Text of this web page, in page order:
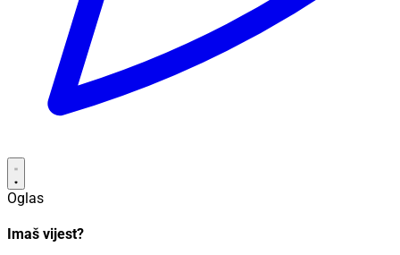
Oglas
Imaš vijest?